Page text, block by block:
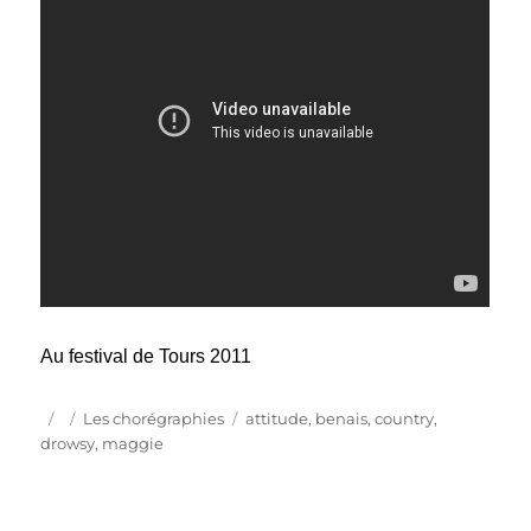
Au festival de Tours 2011
Publié
le
Catégories
Les chorégraphies Étiquettes
attitude, benais,country,
drowsy, maggie